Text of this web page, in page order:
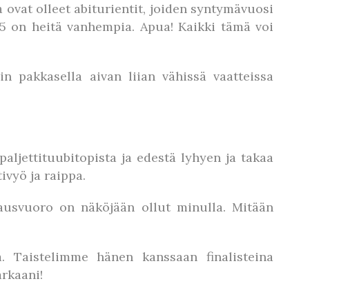
ovat olleet abiturientit, joiden syntymävuosi
heitä vanhempia. Apua! Kaikki tämä voi
pakkasella aivan liian vähissä vaatteissa
ja edestä lyhyen ja takaa
ja raippa.
on näköjään ollut minulla. Mitään
Taistelimme hänen kanssaan finalisteina